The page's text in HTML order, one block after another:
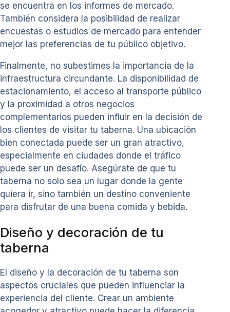
se encuentra en los informes de mercado.
También considera la posibilidad de realizar
encuestas o estudios de mercado para entender
mejor las preferencias de tu público objetivo.
Finalmente, no subestimes la importancia de la
infraestructura circundante. La disponibilidad de
estacionamiento, el acceso al transporte público
y la proximidad a otros negocios
complementarios pueden influir en la decisión de
los clientes de visitar tu taberna. Una ubicación
bien conectada puede ser un gran atractivo,
especialmente en ciudades donde el tráfico
puede ser un desafío. Asegúrate de que tu
taberna no solo sea un lugar donde la gente
quiera ir, sino también un destino conveniente
para disfrutar de una buena comida y bebida.
Diseño y decoración de tu
taberna
El diseño y la decoración de tu taberna son
aspectos cruciales que pueden influenciar la
experiencia del cliente. Crear un ambiente